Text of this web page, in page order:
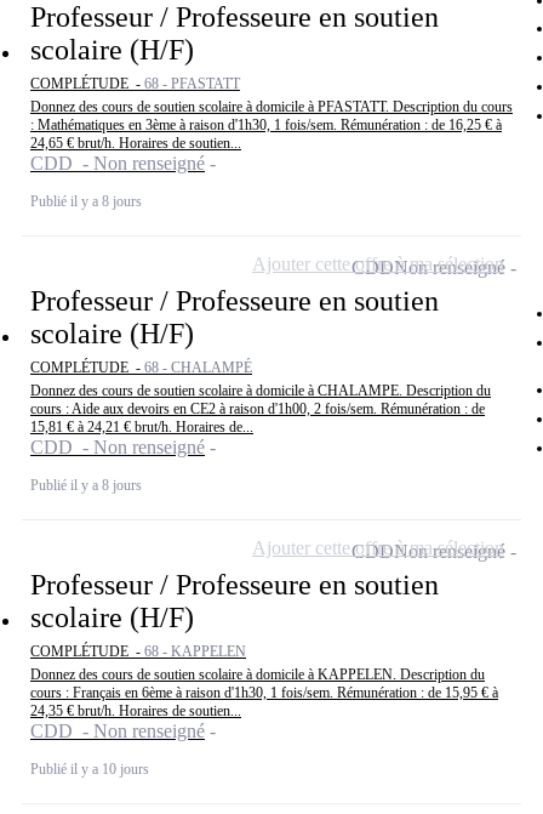
Professeur / Professeure en soutien
scolaire (H/F)
COMPLÉTUDE - 68 - PFASTATT
Donnez des cours de soutien scolaire à domicile à PFASTATT. Description du cours
: Mathématiques en 3ème à raison d'1h30, 1 fois/sem. Rémunération : de 16,25 € à
24,65 € brut/h. Horaires de soutien...
CDD - Non renseigné
Publié il y a 8 jours
Professeur / Professeure en soutien
scolaire (H/F)
COMPLÉTUDE - 68 - CHALAMPÉ
Donnez des cours de soutien scolaire à domicile à CHALAMPE. Description du
cours : Aide aux devoirs en CE2 à raison d'1h00, 2 fois/sem. Rémunération : de
15,81 € à 24,21 € brut/h. Horaires de...
CDD - Non renseigné
Publié il y a 8 jours
CDDNon renseigné
Ajouter cette offre à ma sélection
Professeur / Professeure en soutien
scolaire (H/F)
COMPLÉTUDE - 68 - KAPPELEN
Donnez des cours de soutien scolaire à domicile à KAPPELEN. Description du
cours : Français en 6ème à raison d'1h30, 1 fois/sem. Rémunération : de 15,95 € à
24,35 € brut/h. Horaires de soutien...
CDD - Non renseigné
Publié il y a 10 jours
CDDNon renseigné
Ajouter cette offre à ma sélection